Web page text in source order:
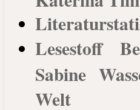
Lesestoff
Sabine
Welt